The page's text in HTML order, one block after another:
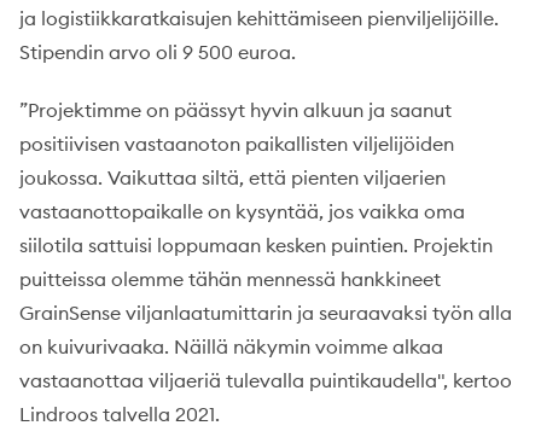
ja logistiikkaratkaisujen kehittämiseen pienviljelijöille.
Stipendin arvo oli 9 500 euroa.
”Projektimme on päässyt hyvin alkuun ja saanut
positiivisen vastaanoton paikallisten viljelijöiden
joukossa. Vaikuttaa siltä, että pienten viljaerien
vastaanottopaikalle on kysyntää, jos vaikka oma
siilotila sattuisi loppumaan kesken puintien. Projektin
puitteissa olemme tähän mennessä hankkineet
GrainSense viljanlaatumittarin ja seuraavaksi työn alla
on kuivurivaaka. Näillä näkymin voimme alkaa
vastaanottaa viljaeriä tulevalla puintikaudella", kertoo
Lindroos talvella 2021.